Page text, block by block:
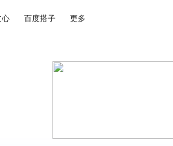
心 百度搭子 更多